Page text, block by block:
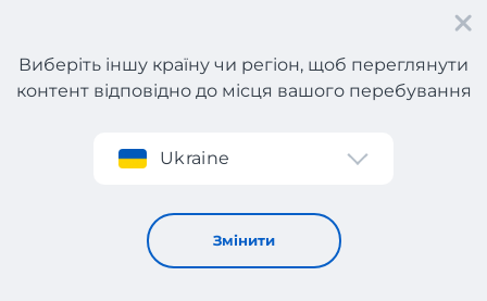
Реєстрація
Виберіть іншу країну чи регіон, щоб переглянути
контент відповідно до місця вашого перебування
Ukraine
Змінити
Мито та податки
Мито та податки